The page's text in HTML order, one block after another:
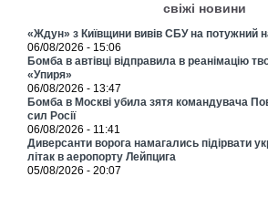
свіжі новини
«Ждун» з Київщини вивів СБУ на потужний
06/08/2026 - 15:06
Бомба в автівці відправила в реанімацію
«Упиря»
06/08/2026 - 13:47
Бомба в Москві убила зятя командувача
сил Росії
06/08/2026 - 11:41
Диверсанти ворога намагались підірвати
літак в аеропорту Лейпцига
05/08/2026 - 20:07